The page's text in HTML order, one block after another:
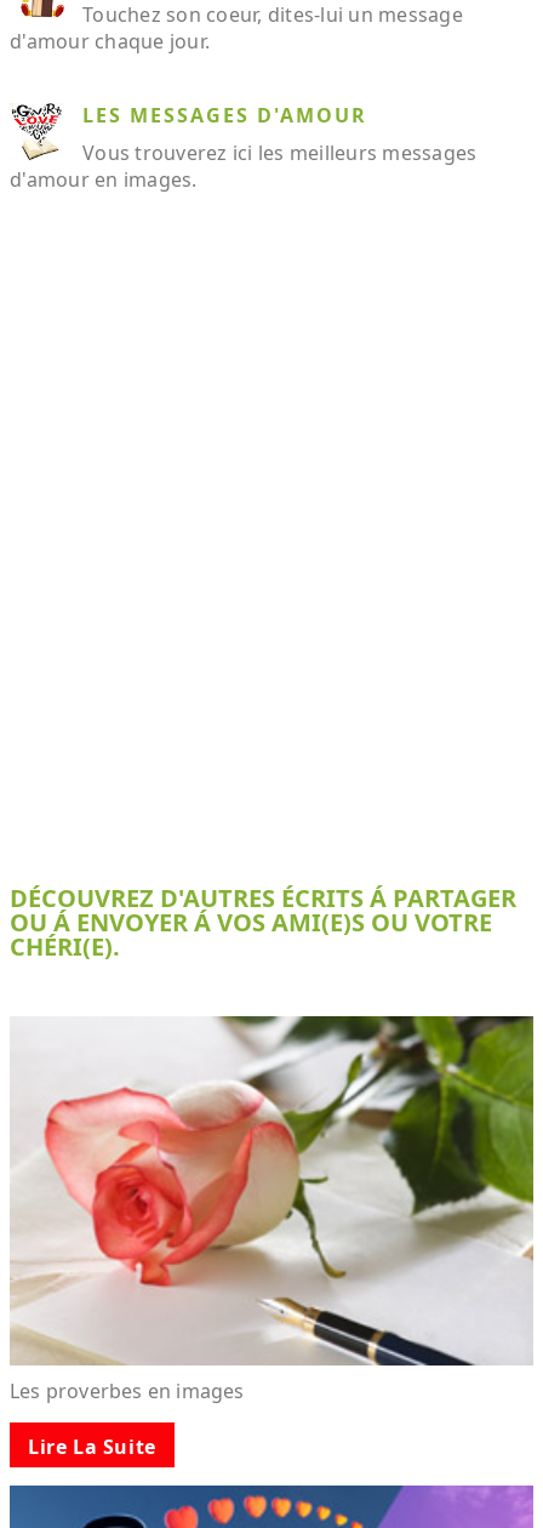
Touchez son coeur, dites-lui un message
d'amour chaque jour.
LES MESSAGES D'AMOUR
Vous trouverez ici les meilleurs messages
d'amour en images.
DÉCOUVREZ D'AUTRES ÉCRITS Á PARTAGER
OU Á ENVOYER Á VOS AMI(E)S OU VOTRE
CHÉRI(E).
Les proverbes en images
Lire La Suite